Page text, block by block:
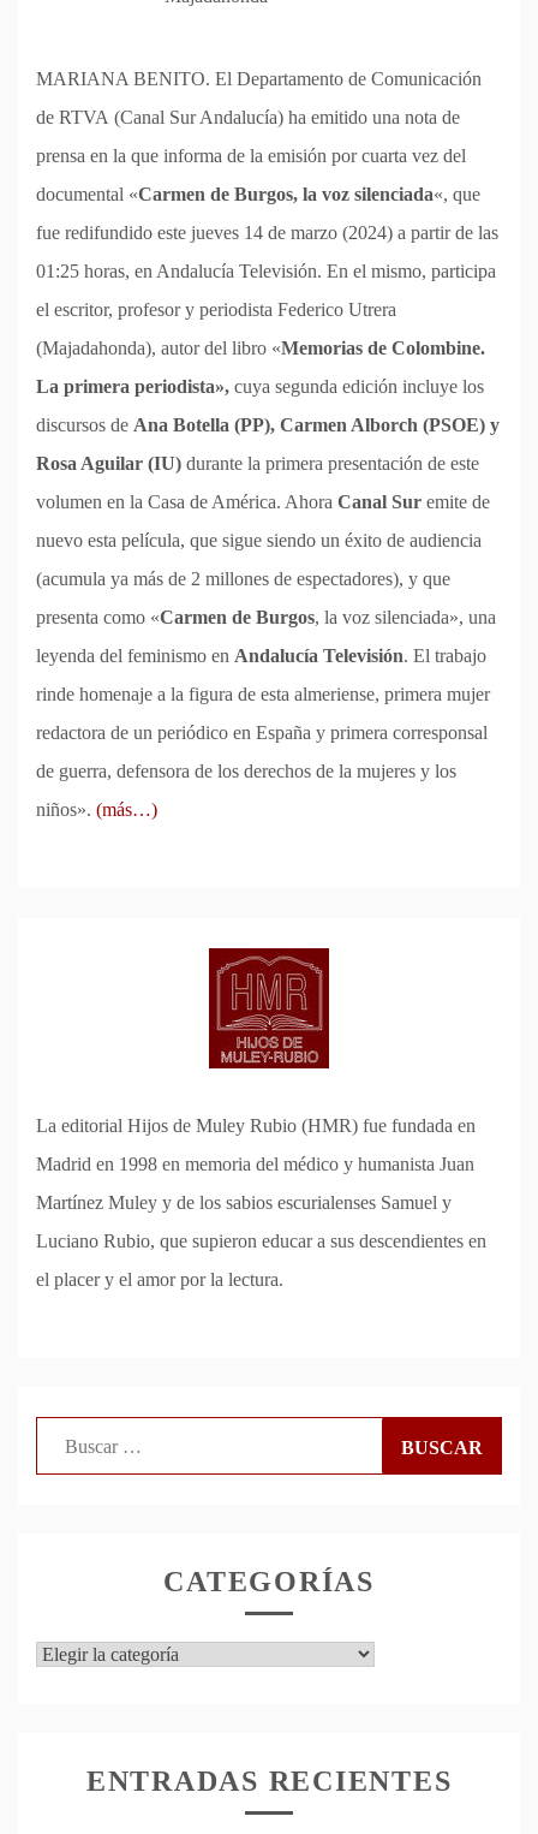
MARIANA BENITO. El Departamento de Comunicación
de RTVA (Canal Sur Andalucía) ha emitido una nota de
prensa en la que informa de la emisión por cuarta vez del
documental «Carmen de Burgos, la voz silenciada«, que
fue redifundido este jueves 14 de marzo (2024) a partir de las
01:25 horas, en Andalucía Televisión. En el mismo, participa
el escritor, profesor y periodista Federico Utrera
(Majadahonda), autor del libro «Memorias de Colombine.
La primera periodista», cuya segunda edición incluye los
discursos de Ana Botella (PP), Carmen Alborch (PSOE) y
Rosa Aguilar (IU) durante la primera presentación de este
volumen en la Casa de América. Ahora Canal Sur emite de
nuevo esta película, que sigue siendo un éxito de audiencia
(acumula ya más de 2 millones de espectadores), y que
presenta como «Carmen de Burgos, la voz silenciada», una
leyenda del feminismo en Andalucía Televisión. El trabajo
rinde homenaje a la figura de esta almeriense, primera mujer
redactora de un periódico en España y primera corresponsal
de guerra, defensora de los derechos de la mujeres y los
niños». (más…)
La editorial Hijos de Muley Rubio (HMR) fue fundada en
Madrid en 1998 en memoria del médico y humanista Juan
Martínez Muley y de los sabios escurialenses Samuel y
Luciano Rubio, que supieron educar a sus descendientes en
el placer y el amor por la lectura.
CATEGORÍAS
Categorías
ENTRADAS RECIENTES